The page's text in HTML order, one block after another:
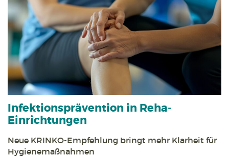
Infektions­prävention in Reha­
Einrichtungen
Neue KRINKO-Empfehlung bringt mehr Klarheit für
Hygiene­maßnahmen